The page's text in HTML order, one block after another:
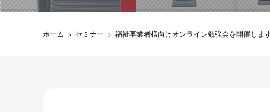
ホーム > セミナー > 福祉事業者様向けオンライン勉強会を開催しま